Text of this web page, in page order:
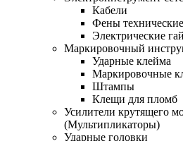
Кабели
Фены технические
Электрические
Маркировочный
Ударные клейма
Маркировочные
Штампы
Клещи для пломб
Усилители крутящего
(Мультипликаторы)
Ударные головки